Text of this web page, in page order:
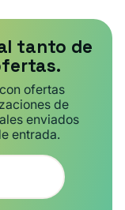
tanto de
ofertas
de
enviados
entrada.